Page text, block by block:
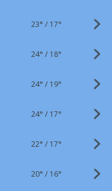
23° / 17°
24° / 18°
24° / 19°
24° / 17°
22° / 17°
20° / 16°